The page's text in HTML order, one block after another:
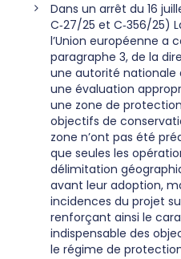
Dans un arrêt du 16
C‑27/25 et C‑356/25)
l’Union européenne a
paragraphe 3, de la
une autorité nationale
une évaluation
une zone de
objectifs de
zone n’ont pas été
que seules les
délimitation
avant leur adoption,
incidences du projet
renforçant ainsi le
indispensable des
le régime de